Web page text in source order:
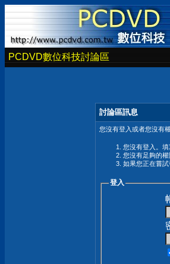
PCDVD數位科技討論區
討論區訊息
您沒有登入或者您沒有
您沒有登入。填
您沒有足夠的
如果您正在嘗
登入